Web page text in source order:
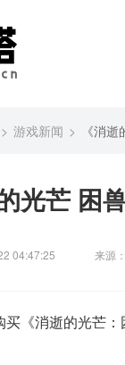
游戏新闻 《消
的光芒 困
04:47:25 来源
买《消逝的光芒